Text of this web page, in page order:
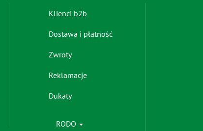
Footer
menu
Klienci b2b
Dostawa i płatność
Zwroty
Reklamacje
Dukaty
RODO